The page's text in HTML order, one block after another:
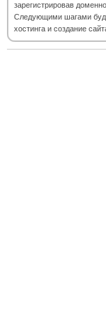
зарегистрировав
Следующими шагами
хостинга и создание